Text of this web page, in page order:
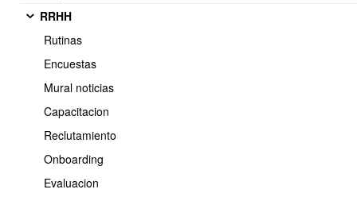
RRHH
Rutinas
Encuestas
Mural noticias
Capacitacion
Reclutamiento
Onboarding
Evaluacion
    "device_id":
    "sensor":
"potencia"
    "unidad":
"W",
    "timestamp":
"2026-05-22 15:30:00"
    "device_id":
    "valor":
35,